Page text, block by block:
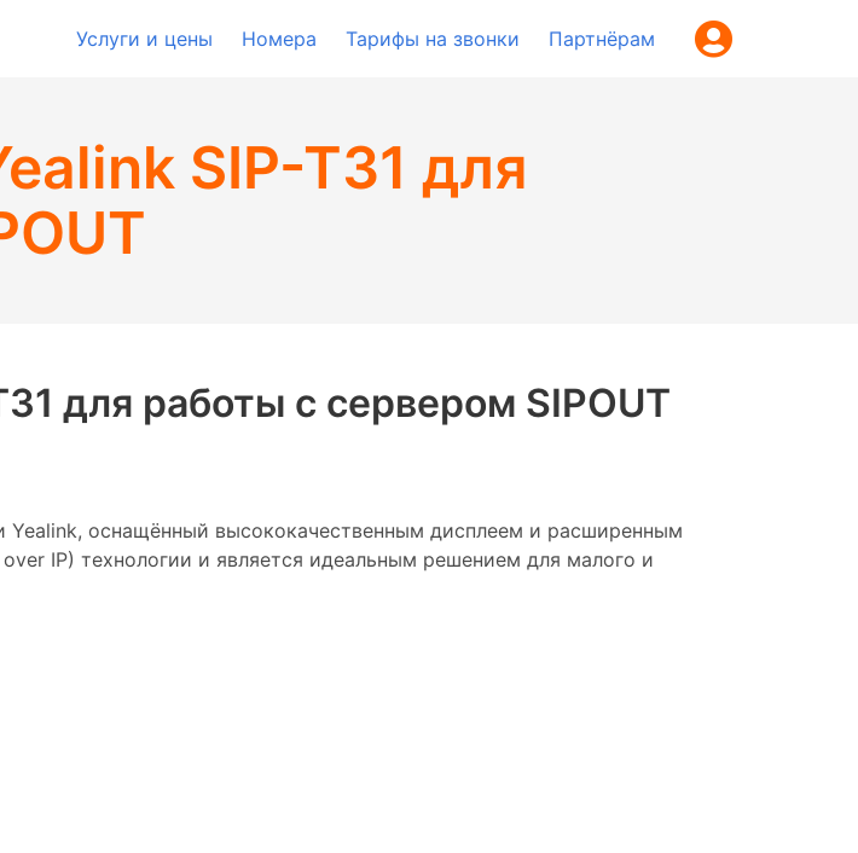
Услуги и цены Номера Тарифы на звонки Партнёрам
SIP-T31 для
для работы с сервером SIPOUT
Yealink, оснащённый высококачественным дисплеем и расширенным
IP) технологии и является идеальным решением для малого и